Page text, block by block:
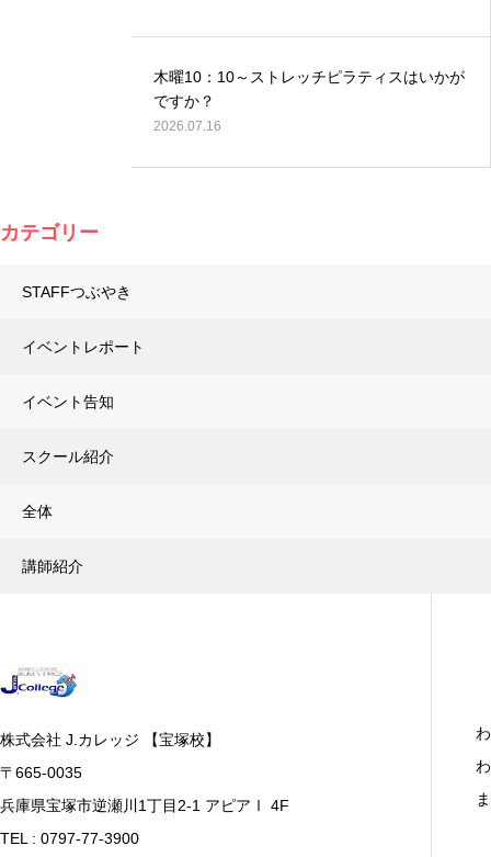
木曜10：10～ストレッチピラティスはいかが
ですか？
2026.07.16
カテゴリー
STAFFつぶやき
イベントレポート
イベント告知
スクール紹介
全体
講師紹介
株式会社 J.カレッジ 【宝塚校】
〒665-0035
兵庫県宝塚市逆瀬川1丁目2-1 アピアⅠ 4F
TEL : 0797-77-3900